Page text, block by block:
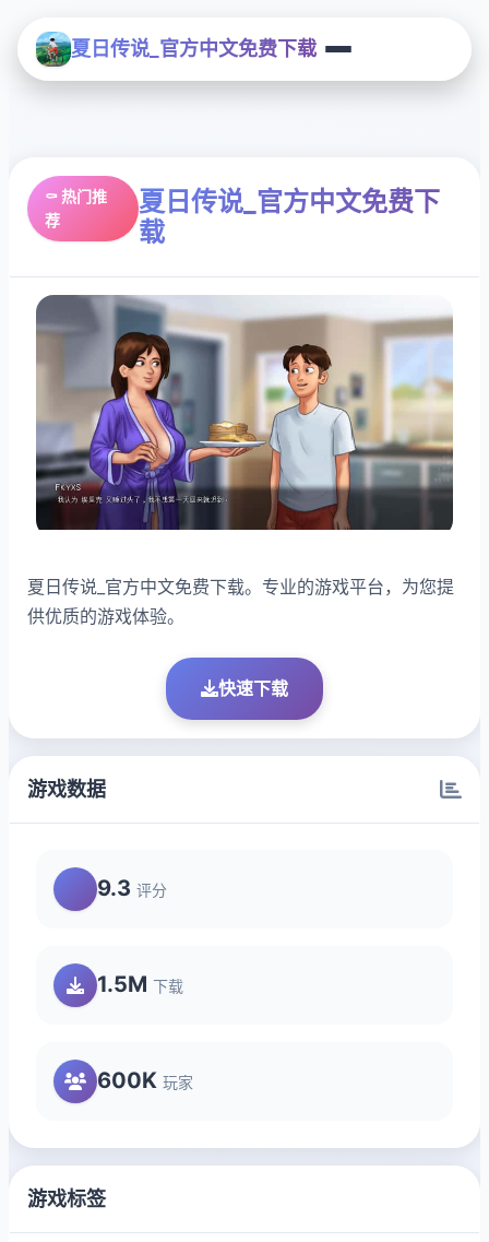
夏日传说_官方中文免费下载
⚰️ 热门推
荐
夏日传说_官方中文免费下
载
夏日传说_官方中文免费下载。专业的游戏平台，为您提
供优质的游戏体验。
快速下载
游戏数据
9.3 评分
1.5M 下载
600K 玩家
游戏标签